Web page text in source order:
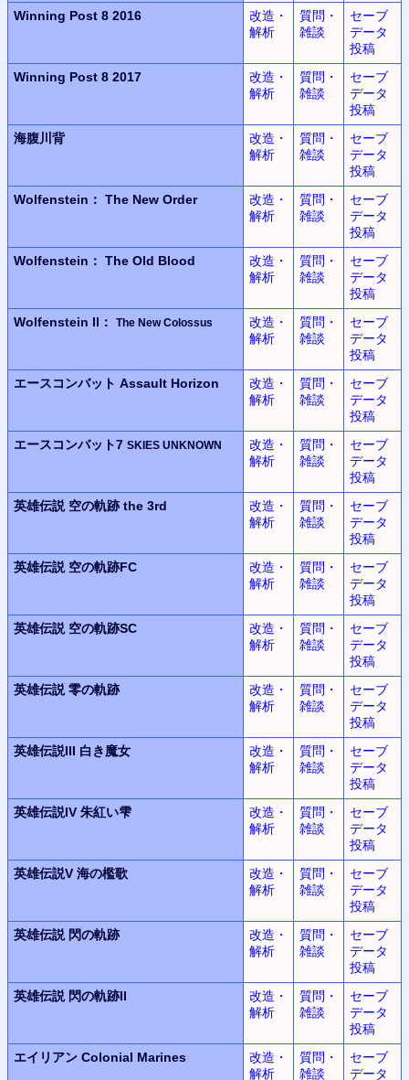
Winning Post 8 2016
改造・
解析
質問・
雑談
セーブ
データ
投稿
Winning Post 8 2017
改造・
解析
質問・
雑談
セーブ
データ
投稿
海腹川背
改造・
解析
質問・
雑談
セーブ
データ
投稿
Wolfenstein： The New Order
改造・
解析
質問・
雑談
セーブ
データ
投稿
Wolfenstein： The Old Blood
改造・
解析
質問・
雑談
セーブ
データ
投稿
Wolfenstein II：
The New Colossus
改造・
解析
質問・
雑談
セーブ
データ
投稿
エースコンバット Assault Horizon
改造・
解析
質問・
雑談
セーブ
データ
投稿
エースコンバット7 SKIES UNKNOWN
改造・
解析
質問・
雑談
セーブ
データ
投稿
英雄伝説 空の軌跡 the 3rd
改造・
解析
質問・
雑談
セーブ
データ
投稿
英雄伝説 空の軌跡FC
改造・
解析
質問・
雑談
セーブ
データ
投稿
英雄伝説 空の軌跡SC
改造・
解析
質問・
雑談
セーブ
データ
投稿
英雄伝説 零の軌跡
改造・
解析
質問・
雑談
セーブ
データ
投稿
英雄伝説III 白き魔女
改造・
解析
質問・
雑談
セーブ
データ
投稿
英雄伝説IV 朱紅い雫
改造・
解析
質問・
雑談
セーブ
データ
投稿
英雄伝説V 海の檻歌
改造・
解析
質問・
雑談
セーブ
データ
投稿
英雄伝説 閃の軌跡
改造・
解析
質問・
雑談
セーブ
データ
投稿
英雄伝説 閃の軌跡II
改造・
解析
質問・
雑談
セーブ
データ
投稿
エイリアン Colonial Marines
改造・
解析
質問・
雑談
セーブ
データ